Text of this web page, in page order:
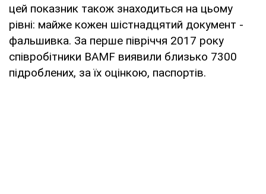
цей показник також знаходиться на цьому
рівні: майже кожен шістнадцятий документ -
фальшивка. За перше півріччя 2017 року
співробітники BAMF виявили близько 7300
підроблених, за їх оцінкою, паспортів.